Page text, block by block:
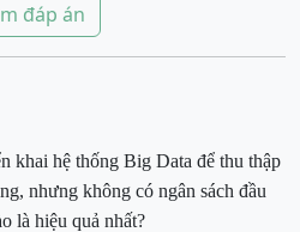
đáp án
khai hệ thống Big Data để thu thập
nhưng không có ngân sách đầu
là hiệu quả nhất?